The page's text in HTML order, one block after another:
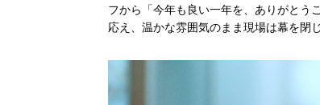
フから「今年も良い一年を、ありがとう
応え、温かな雰囲気のまま現場は幕を閉じ